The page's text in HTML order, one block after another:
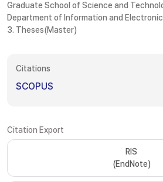
Graduate School of Science and
Department of Information and
3. Theses(Master)
Citations
SCOPUS
Citation Export
RIS
(EndNote)